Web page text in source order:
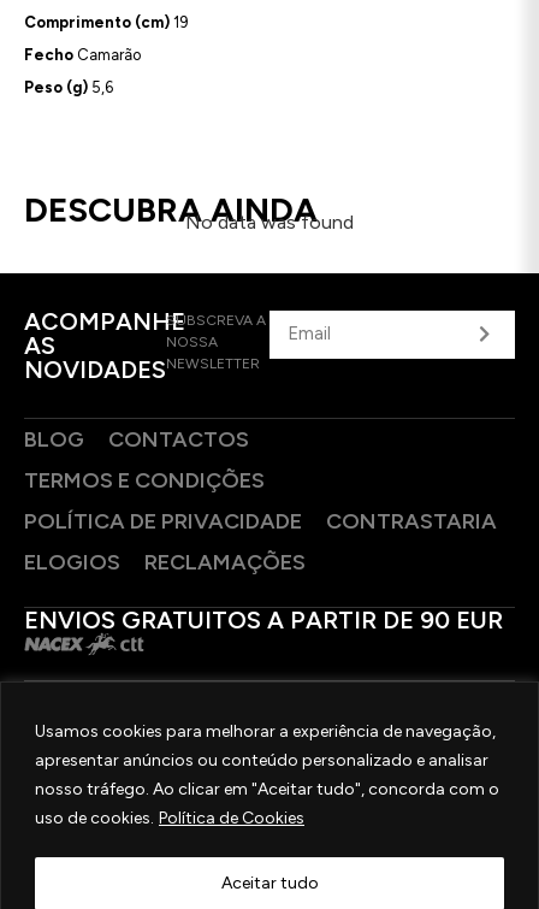
Usamos cookies para melhorar a experiência de navegação,
apresentar anúncios ou conteúdo personalizado e analisar
nosso tráfego. Ao clicar em "Aceitar tudo", concorda com o
uso de cookies. Política de Cookies
Aceitar tudo
Comprimento (cm) 19
Fecho Camarão
Peso (g) 5,6
DESCUBRA AINDA
No data was found
ACOMPANHE
AS
NOVIDADES
SUBSCREVA A
NOSSA
NEWSLETTER
BLOG
CONTACTOS
TERMOS E CONDIÇÕES
POLÍTICA DE PRIVACIDADE
CONTRASTARIA
ELOGIOS
RECLAMAÇÕES
ENVIOS GRATUITOS A PARTIR DE 90 EUR
SIGA-NOS
2025 © OURIVESARIA FRADIZELA